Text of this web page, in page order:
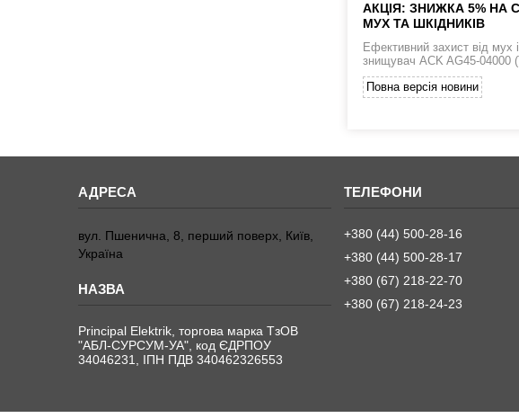
АКЦІЯ: ЗНИЖКА 5% НА
МУХ ТА ШКІДНИКІВ
Ефективний захист від мух
знищувач ACK AG45-04000
Повна версія новини
вул. Пшенична, 8, перший поверх, Київ,
Україна
Principal Elektrik, торгова марка ТзОВ
"АБЛ-СУРСУМ-УА", код ЄДРПОУ
34046231, ІПН ПДВ 340462326553
+380 (44) 500-28-16
+380 (44) 500-28-17
+380 (67) 218-22-70
+380 (67) 218-24-23